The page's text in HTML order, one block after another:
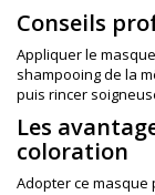
Conseils
Appliquer le
shampooing de la
puis rincer
Les
coloration
Adopter ce